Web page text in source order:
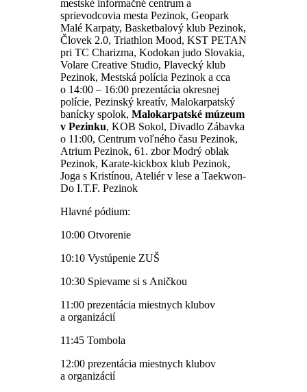
mestské informačné centrum a
sprievodcovia mesta Pezinok, Geopark
Malé Karpaty, Basketbalový klub Pezinok,
Človek 2.0, Triathlon Mood, KST PETAN
pri TC Charizma, Kodokan judo Slovakia,
Volare Creative Studio, Plavecký klub
Pezinok, Mestská polícia Pezinok a cca
o 14:00 – 16:00 prezentácia okresnej
polície, Pezinský kreatív, Malokarpatský
banícky spolok, Malokarpatské múzeum
v Pezinku, KOB Sokol, Divadlo Zábavka
o 11:00, Centrum voľného času Pezinok,
Atrium Pezinok, 61. zbor Modrý oblak
Pezinok, Karate-kickbox klub Pezinok,
Joga s Kristínou, Ateliér v lese a Taekwon-
Do I.T.F. Pezinok
Hlavné pódium:
10:00 Otvorenie
10:10 Vystúpenie ZUŠ
10:30 Spievame si s Aničkou
11:00 prezentácia miestnych klubov
a organizácií
11:45 Tombola
12:00 prezentácia miestnych klubov
a organizácií